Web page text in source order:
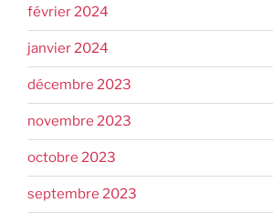
février 2024
janvier 2024
décembre 2023
novembre 2023
octobre 2023
septembre 2023